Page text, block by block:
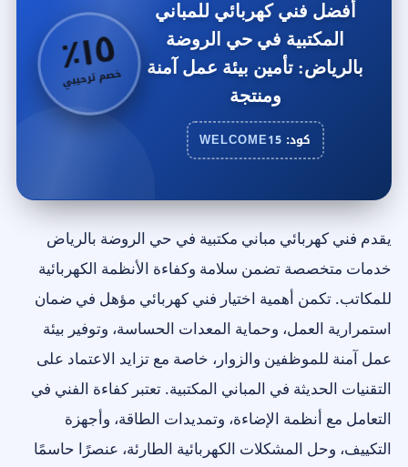
أفضل فني كهربائي للمباني
المكتبية في حي الروضة
بالرياض: تأمين بيئة عمل آمنة
ومنتجة
كود: WELCOME15
١٥
٪
خصم ترحيبي
يقدم فني كهربائي مباني مكتبية في حي الروضة بالرياض
خدمات متخصصة تضمن سلامة وكفاءة الأنظمة الكهربائية
للمكاتب. تكمن أهمية اختيار فني كهربائي مؤهل في ضمان
استمرارية العمل، وحماية المعدات الحساسة، وتوفير بيئة
عمل آمنة للموظفين والزوار، خاصة مع تزايد الاعتماد على
التقنيات الحديثة في المباني المكتبية. تعتبر كفاءة الفني في
التعامل مع أنظمة الإضاءة، وتمديدات الطاقة، وأجهزة
التكييف، وحل المشكلات الكهربائية الطارئة، عنصرًا حاسمًا